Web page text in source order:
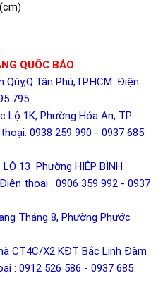
QUỐC BẢO
Qúy,Q.Tân Phú,TP.HCM. Điện
795
Lộ 1K, Phường Hóa An, TP.
0938 259 990 - 0937 685
13 Phường HIỆP BÌNH
thoại : 0906 359 992 - 0937
Tháng 8, Phường Phước
CT4C/X2 KĐT Bắc Linh Đàm
: 0912 526 586 - 0937 685